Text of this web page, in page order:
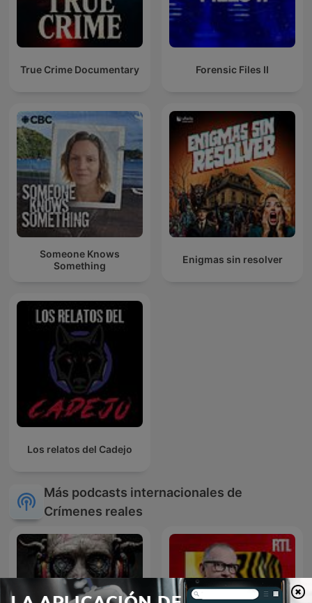
True Crime Documentary Forensic Files II
Someone Knows
Something
Enigmas sin resolver
Los relatos del Cadejo
Más podcasts internacionales de
Crímenes reales